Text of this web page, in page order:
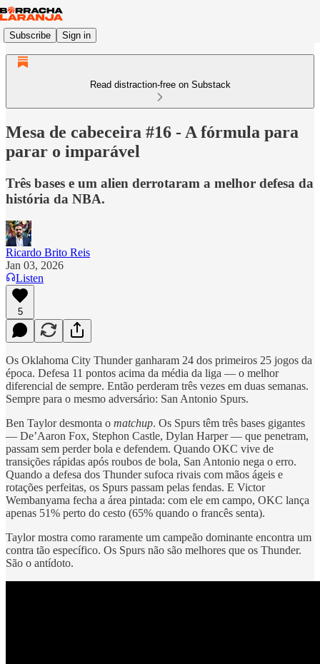
Subscribe Sign in
Read distraction-free on Substack
Mesa de cabeceira #16 - A fórmula para
parar o imparável
Três bases e um alien derrotaram a melhor defesa da
história da NBA.
Ricardo Brito Reis
Jan 03, 2026
Listen
5
Os Oklahoma City Thunder ganharam 24 dos primeiros 25 jogos da
época. Defesa 11 pontos acima da média da liga — o melhor
diferencial de sempre. Então perderam três vezes em duas semanas.
Sempre para o mesmo adversário: San Antonio Spurs.
Ben Taylor desmonta o matchup. Os Spurs têm três bases gigantes
— De’Aaron Fox, Stephon Castle, Dylan Harper — que penetram,
passam sem perder bola e defendem. Quando OKC vive de
transições rápidas após roubos de bola, San Antonio nega o erro.
Quando a defesa dos Thunder sufoca rivais com mãos ágeis e
rotações perfeitas, os Spurs passam pelas fendas. E Victor
Wembanyama fecha a área pintada: com ele em campo, OKC lança
apenas 51% perto do cesto (65% quando o francês senta).
Taylor mostra como raramente um campeão dominante encontra um
contra tão específico. Os Spurs não são melhores que os Thunder.
São o antídoto.